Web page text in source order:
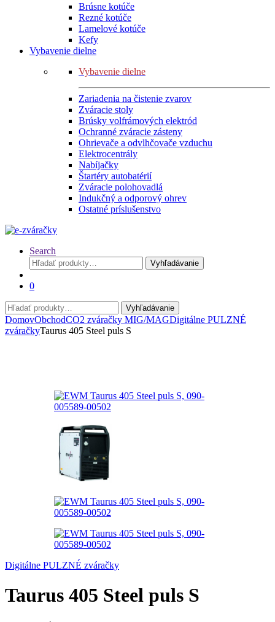
Brúsne kotúče
Rezné kotúče
Lamelové kotúče
Kefy
Vybavenie dielne
Vybavenie dielne
Zariadenia na čistenie zvarov
Zváracie stoly
Brúsky volfrámových elektród
Ochranné zváracie zásteny
Ohrievače a odvlhčovače vzduchu
Elektrocentrály
Nabíjačky
Štartéry autobatérií
Zváracie polohovadlá
Indukčný a odporový ohrev
Ostatné príslušenstvo
Search
Hľadať:
Vyhľadávanie
0
Hľadať:
Vyhľadávanie
DomovObchodCO2 zváračky MIG/MAGDigitálne PULZNÉ
zváračkyTaurus 405 Steel puls S
Digitálne PULZNÉ zváračky
Taurus 405 Steel puls S